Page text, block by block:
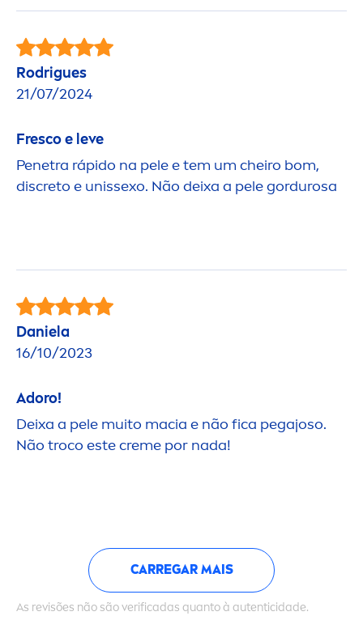
Rodrigues
21/07/2024
Fresco e leve
Penetra rápido na pele e tem um cheiro bom,
discreto e unissexo. Não deixa a pele gordurosa
Daniela
16/10/2023
Adoro!
Deixa a pele muito macia e não fica pegajoso.
Não troco estecreme por nada!
CARREGAR MAIS
As revisões não são verificadas quanto à autenticidade.